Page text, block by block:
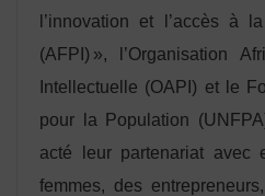
l’innovation et l’accès à
(AFPI) », l’Organisation
Intellectuelle (OAPI) et le
pour la Population
acté leur partenariat
femmes, des